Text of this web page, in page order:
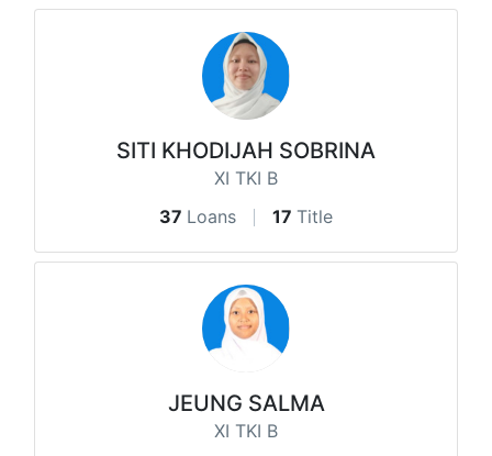
SITI KHODIJAH SOBRINA
XI TKI B
37 Loans 17 Title
JEUNG SALMA
XI TKI B